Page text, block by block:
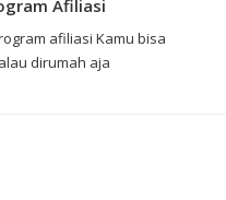
Afiliasi
afiliasi Kamu bisa
dirumah aja